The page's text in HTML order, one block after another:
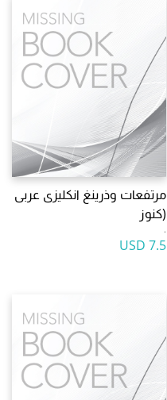
مرتفعات وذرينغ انكليزى عربى
(كنوز
.
7.5 USD